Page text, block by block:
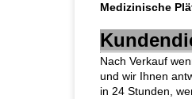
Medizinische
Nach Verkauf
und wir Ihnen
in 24 Stunden,